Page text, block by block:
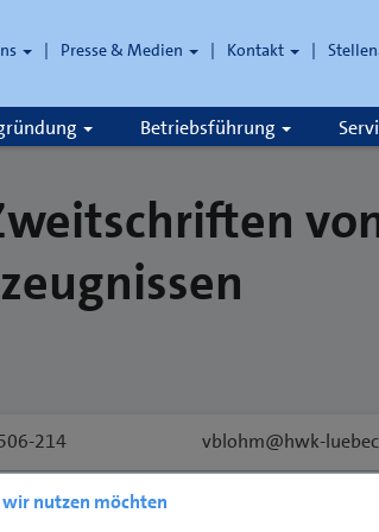
Presse & Medien Kontakt
Betriebsführung
214 vblohm@hwk-
213
nutzen möchten